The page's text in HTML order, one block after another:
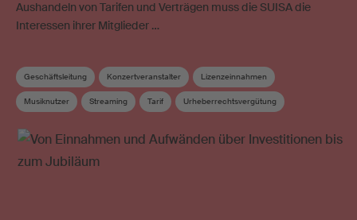
Aushandeln von Tarifen und Verträgen muss die SUISA die
Interessen ihrer Mitglieder …
Geschäftsleitung Konzertveranstalter Lizenzeinnahmen
Musiknutzer Streaming Tarif Urheberrechtsvergütung